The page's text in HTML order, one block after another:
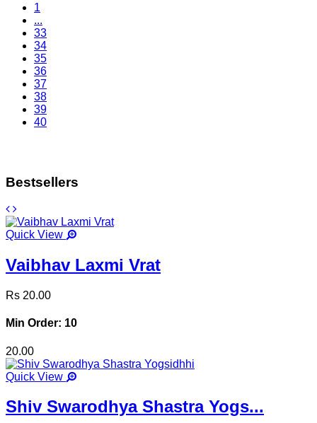
1
...
33
34
35
36
37
38
39
40
Bestsellers
Quick View
Vaibhav Laxmi Vrat
Rs 20.00
Min Order: 10
20.00
Quick View
Shiv Swarodhya Shastra Yogs...